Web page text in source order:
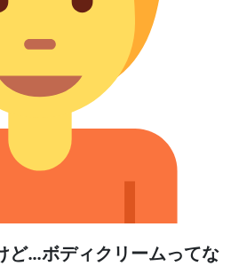
ど…ボディクリームってな